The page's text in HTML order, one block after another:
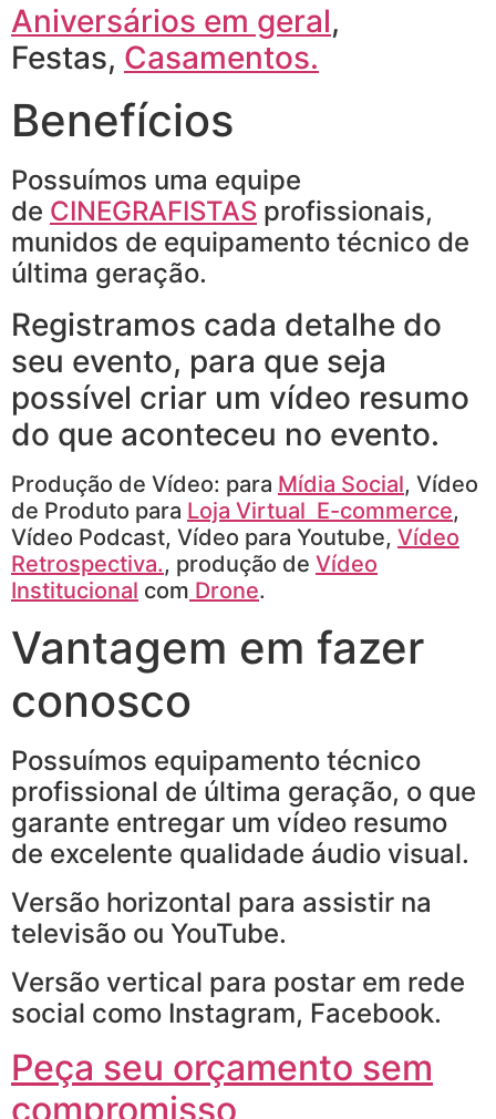
Aniversários em geral,
Festas, Casamentos.
Benefícios
Possuímos uma equipe
de CINEGRAFISTAS profissionais,
munidos de equipamento técnico de
última geração.
Registramos cada detalhe do
seu evento, para que seja
possível criar um vídeo resumo
do que aconteceu no evento.
Produção de Vídeo: para Mídia Social, Vídeo
de Produto para Loja Virtual E-commerce,
Vídeo Podcast, Vídeo para Youtube, Vídeo
Retrospectiva., produção de Vídeo
Institucional com Drone.
Vantagem em fazer
conosco
Possuímos equipamento técnico
profissional de última geração, o que
garante entregar um vídeo resumo
de excelente qualidade áudio visual.
Versão horizontal para assistir na
televisão ou YouTube.
Versão vertical para postar em rede
social como Instagram, Facebook.
Peça seu orçamento sem
compromisso